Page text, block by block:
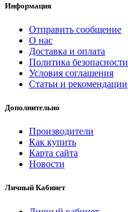
Информация
Отправить сообщение
О нас
Доставка и оплата
Политика безопасности
Условия соглашения
Статьи и рекомендации
Дополнительно
Производители
Как купить
Карта сайта
Новости
Личный Кабинет